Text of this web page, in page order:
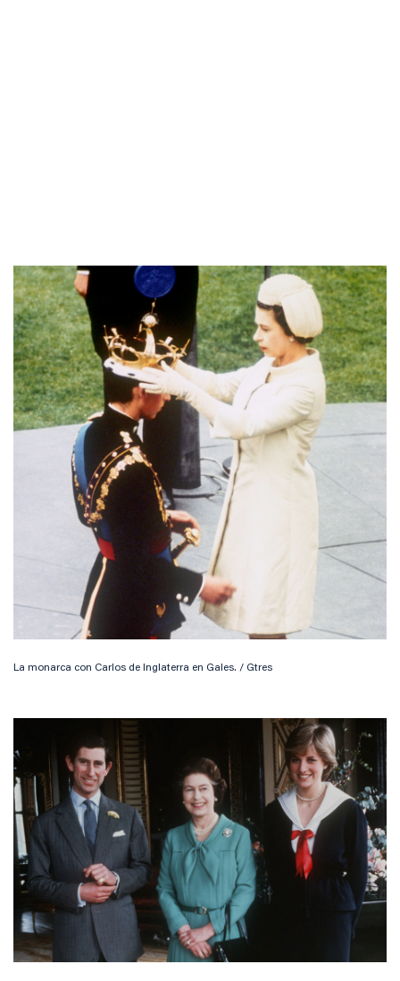
La monarca con Carlos de Inglaterra en Gales. / Gtres